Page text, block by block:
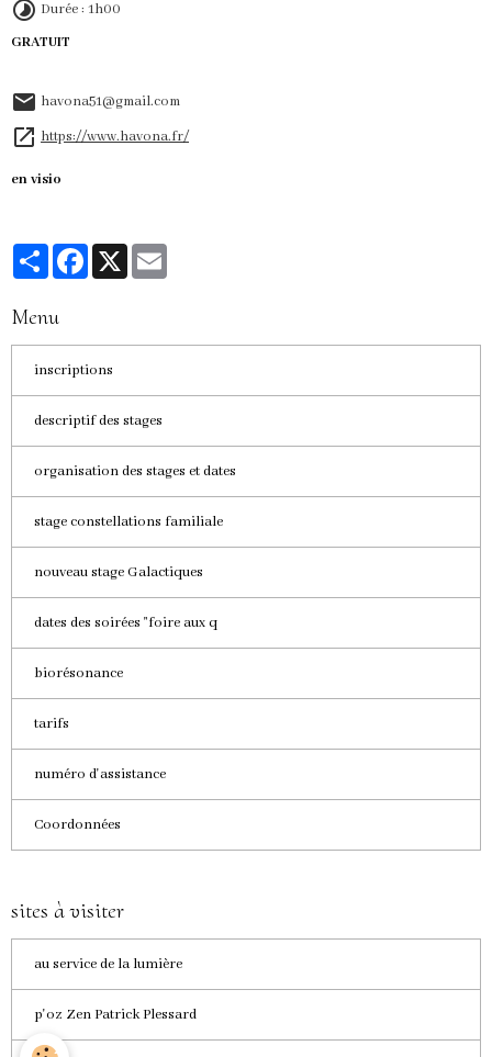
Durée : 1h00
GRATUIT
havona51@gmail.com
https://www.havona.fr/
en visio
PartagerFacebook
X
Menu
inscriptions
descriptif des stages
organisation des stages et dates
stage constellations familiale
nouveau stage Galactiques
dates des soirées "foire aux q
biorésonance
tarifs
numéro d'assistance
Coordonnées
sites à visiter
au service de la lumière
p'oz Zen Patrick Plessard